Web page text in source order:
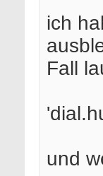
ich
Fall
und